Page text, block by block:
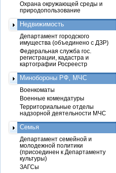
Охрана окружающей среды и
природопользование
Недвижимость
Департамент городского
имущества (объединено с ДЗР)
Федеральная служба гос.
регистрации, кадастра и
картографии Росреестр
Минобороны РФ, МЧС
Военкоматы
Военные комендатуры
Территориальные отделы
надзорной деятельности МЧС
Семья
Департамент семейной и
молодежной политики
(присоединен к Департаменту
культуры)
ЗАГСы